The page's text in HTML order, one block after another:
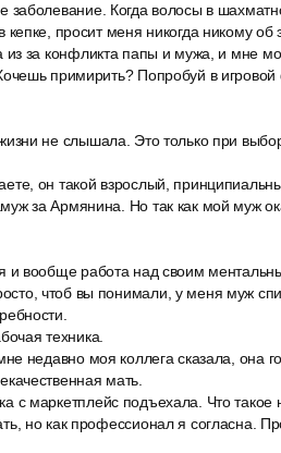
заболевание. Когда волосы в
просит меня никогда никому об
за конфликта папы и мужа, и мне
примирить? Попробуй в
не слышала. Это только при
он такой взрослый,
за Армянина. Но так как мой муж
и вообще работа над своим
чтоб вы понимали, у меня муж
техника.
недавно моя коллега сказала, она
мать.
с маркетплейс подъехала. Что такое
но как профессионал я согласна.